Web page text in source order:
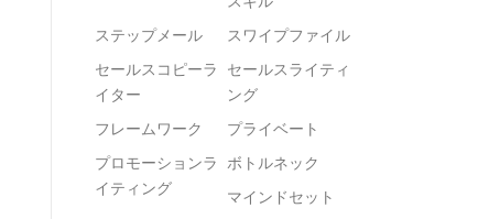
ステップメール
スワイプファイル
セールスコピーラ
イター
セールスライティ
ング
フレームワーク
プライベート
プロモーションラ
イティング
ボトルネック
マインドセット